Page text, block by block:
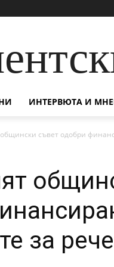
ИНТЕРВЮТА И
съвет одобри
за